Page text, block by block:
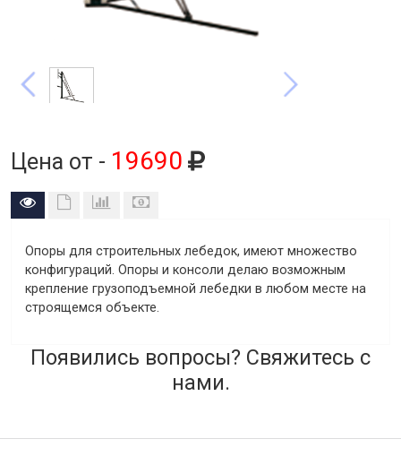
Цена от - 19690
Опоры для строительных лебедок, имеют множество
конфигураций. Опоры и консоли делаю возможным
крепление грузоподъемной лебедки в любом месте на
строящемся объекте.
Появились вопросы? Свяжитесь с
нами.